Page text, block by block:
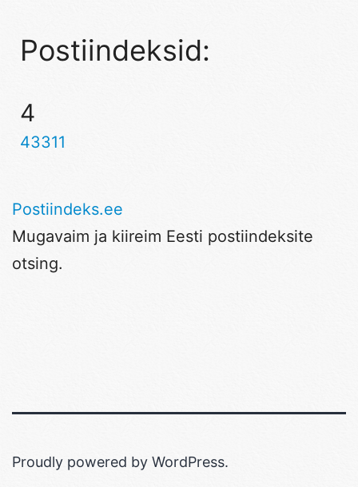
Postiindeksid:
4
43311
Postiindeks.ee
Mugavaim ja kiireim Eesti postiindeksite
otsing.
Proudly powered by WordPress.